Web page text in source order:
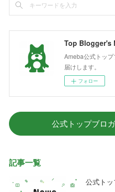
Top Blogger's
Ameba公式トッ
届けします。
フォロー
公式トップブロ
記事一覧
公式ト